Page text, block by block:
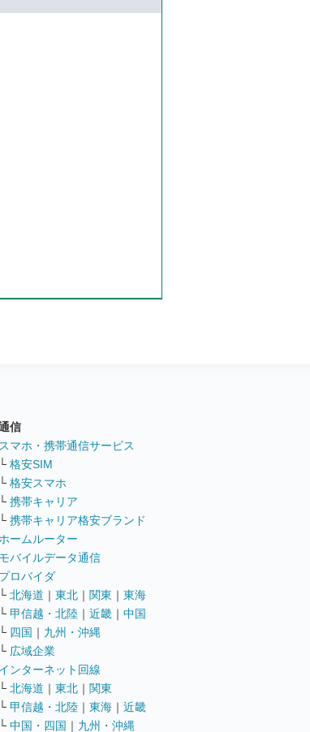
信
スマホ・携帯通信サービス
└ 格安SIM
└ 格安スマホ
└ 携帯キャリア
└ 携帯キャリア格安ブランド
ホームルーター
モバイルデータ通信
プロバイダ
└ 北海道 ｜ 東北 ｜ 関東 ｜ 東海
└ 甲信越・北陸 ｜ 近畿 ｜ 中国
└ 四国 ｜ 九州・沖縄
└ 広域企業
インターネット回線
└ 北海道 ｜ 東北 ｜ 関東
└ 甲信越・北陸 ｜ 東海 ｜ 近畿
└ 中国・四国 ｜ 九州・沖縄